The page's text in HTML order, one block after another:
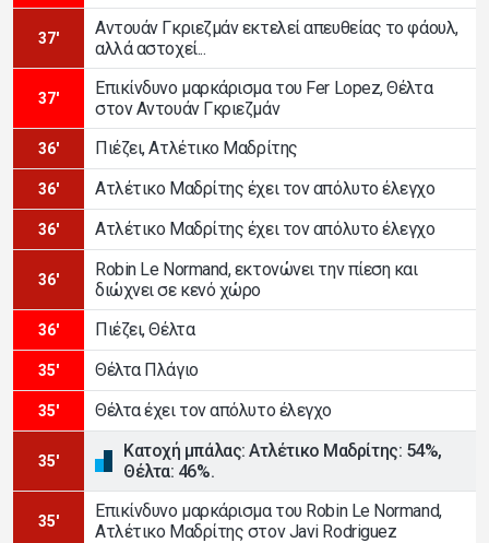
37'
Αντουάν Γκριεζμάν εκτελεί απευθείας το φάουλ,
αλλά αστοχεί...
37'
Επικίνδυνο μαρκάρισμα του Fer Lopez, Θέλτα
στον Αντουάν Γκριεζμάν
36' Πιέζει, Ατλέτικο Μαδρίτης
36' Ατλέτικο Μαδρίτης έχει τον απόλυτο έλεγχο
36' Ατλέτικο Μαδρίτης έχει τον απόλυτο έλεγχο
36'
Robin Le Normand, εκτονώνει την πίεση και
διώχνει σε κενό χώρο
36' Πιέζει, Θέλτα
35' Θέλτα Πλάγιο
35' Θέλτα έχει τον απόλυτο έλεγχο
35'
Κατοχή μπάλας: Ατλέτικο Μαδρίτης: 54%,
Θέλτα: 46%.
35'
Επικίνδυνο μαρκάρισμα του Robin Le Normand,
Ατλέτικο Μαδρίτης στον Javi Rodriguez